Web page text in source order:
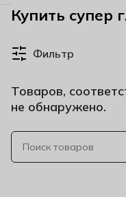
Купить супер
Фильтр
Товаров,
не обнаружено.